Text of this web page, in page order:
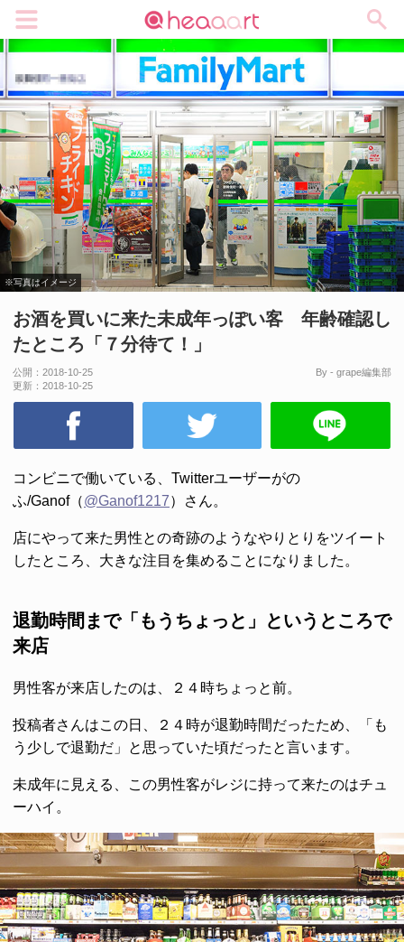
※写真はイメージ
お酒を買いに来た未成年っぽい客 年齢確認し
たところ「７分待て！」
公開： 2018-10-25
更新： 2018-10-25
By - grape編集部
コンビニで働いている、Twitterユーザーがの
ふ/Ganof（@Ganof1217）さん。
店にやって来た男性との奇跡のようなやりとりをツイート
したところ、大きな注目を集めることになりました。
退勤時間まで「もうちょっと」というところで
来店
男性客が来店したのは、２４時ちょっと前。
投稿者さんはこの日、２４時が退勤時間だったため、「も
う少しで退勤だ」と思っていた頃だったと言います。
未成年に見える、この男性客がレジに持って来たのはチュ
ーハイ。